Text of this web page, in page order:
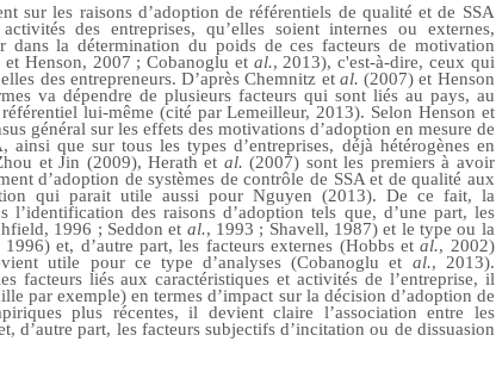
sur les raisons d’adoption de référentiels de qualité et de SSA
des entreprises, qu’elles soient internes ou externes,
dans la détermination du poids de ces facteurs de motivation
Henson, 2007 ; Cobanoglu et al., 2013), c'est-à-dire, ceux qui
des entrepreneurs. D’après Chemnitz et al. (2007) et Henson
va dépendre de plusieurs facteurs qui sont liés au pays, au
lui-même (cité par Lemeilleur, 2013). Selon Henson et
général sur les effets des motivations d’adoption en mesure de
que sur tous les types d’entreprises, déjà hétérogènes en
et Jin (2009), Herath et al. (2007) sont les premiers à avoir
d’adoption de systèmes de contrôle de SSA et de qualité aux
qui parait utile aussi pour Nguyen (2013). De ce fait, la
l’identification des raisons d’adoption tels que, d’une part, les
1996 ; Seddon et al., 1993 ; Shavell, 1987) et le type ou la
et, d’autre part, les facteurs externes (Hobbs etal., 2002)
utile pour ce type d’analyses (Cobanoglu et al., 2013).
facteurs liés aux caractéristiques et activités de l’entreprise, il
par exemple) en termes d’impact sur la décision d’adoption de
plus récentes, il devient claire l’association entre les
d’autre part, les facteurs subjectifs d’incitation ou de dissuasion